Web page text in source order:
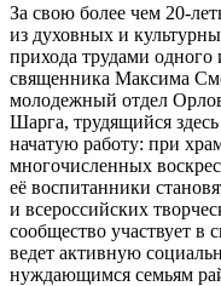
За свою более чем 20-
из духовных и
прихода трудами
священника Максима
молодежный отдел
Шарга, трудящийся
начатую работу: при
многочисленных
её воспитанники
и всероссийских
сообщество участвует в
ведет активную
нуждающимся семьям